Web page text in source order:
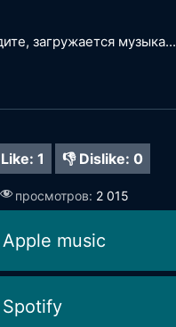
загружается музыка...
1 👎 Dislike: 0
просмотров: 2 015
Apple music
Spotify